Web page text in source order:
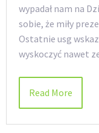
wypadał nam na
sobie, że miły
Ostatnie usg
wyskoczyć nawet
Read More